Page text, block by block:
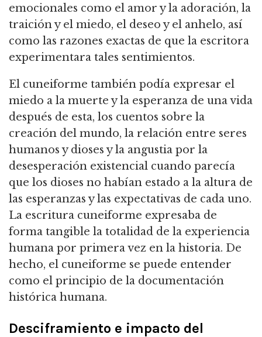
emocionales como el amor y la adoración, la
traición y el miedo, el deseo y el anhelo, así
como las razones exactas de que la escritora
experimentara tales sentimientos.
El cuneiforme también podía expresar el
miedo a la muerte y la esperanza de una vida
después de esta, los cuentos sobre la
creación del mundo, la relación entre seres
humanos y dioses y la angustia por la
desesperación existencial cuando parecía
que los dioses no habían estado a la altura de
las esperanzas y las expectativas de cada uno.
La escritura cuneiforme expresaba de
forma tangible la totalidad de la experiencia
humana por primera vez en la historia. De
hecho, el cuneiforme se puede entender
como el principio de la documentación
histórica humana.
Desciframiento e impacto del